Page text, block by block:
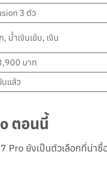
3 ตัว
น้ำเงินเข้ม, เงิน
บาท
แล้ว
ตอนนี้
ยังเป็นตัวเลือกที่น่าซื้